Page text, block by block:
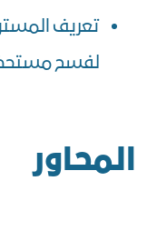
تعريف
لفسح
المحاور